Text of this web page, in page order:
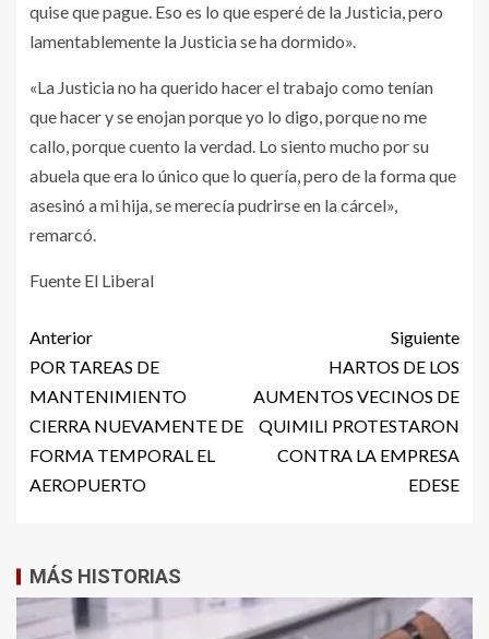
quise que pague. Eso es lo que esperé de la Justicia, pero
lamentablemente la Justicia se ha dormido».
«La Justicia no ha querido hacer el trabajo como tenían
que hacer y se enojan porque yo lo digo, porque no me
callo, porque cuento la verdad. Lo siento mucho por su
abuela que era lo único que lo quería, pero de la forma que
asesinó a mi hija, se merecía pudrirse en la cárcel»,
remarcó.
Fuente El Liberal
Anterior
POR TAREAS DE
MANTENIMIENTO
CIERRA NUEVAMENTE DE
FORMA TEMPORAL EL
AEROPUERTO
Siguiente
HARTOS DE LOS
AUMENTOS VECINOS DE
QUIMILI PROTESTARON
CONTRA LA EMPRESA
EDESE
MÁS HISTORIAS